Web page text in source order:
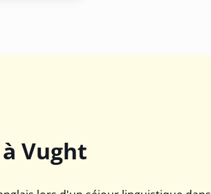
Vught